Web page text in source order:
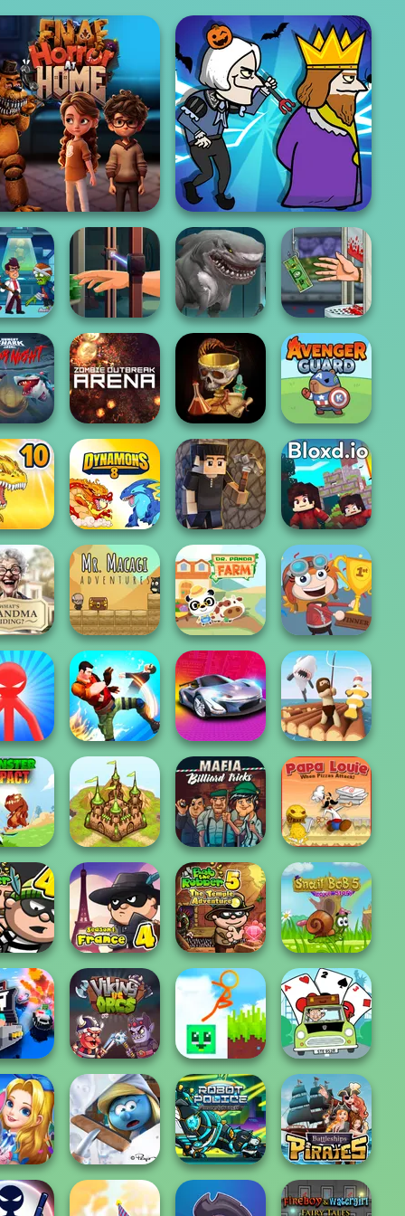
Horror At Home Murder
Living
Hand Me The
Goods
Sharkosaurus
Rampage
Handless
Millionaire
Shark
Horror
Zombie
Outbreak Arena
Apothecarium -
Renaissance of...
Avenger Guard
10 Dynamons 8 Vectaria.io Bloxd.io
Grandma
Mr. Macagi
Adventures
Dr. Panda Farm Poptropica
vs
School
Gang Brawlers Grand Cyber City Raft Life
Impact Takeover
Mafia Billiard
Tricks
Papa Louie:
When Pizzas
Attack
Robber
2:
Bob The Robber
4 Season 1: Fra...
Bob The Robber
5: Temple
Adven...
Snail Bob 5
vs Cops Viking vs Orcs
Stickman
Parkour 2: Lucky
Bloc...
Mr Bean Solitaire
Adventures